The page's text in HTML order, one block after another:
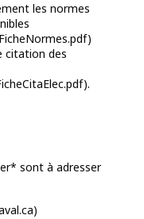
les normes
citation des
sont à adresser